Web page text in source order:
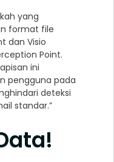
yang
format file
dan Visio
Point.
ini
pengguna pada
deteksi
standar.”